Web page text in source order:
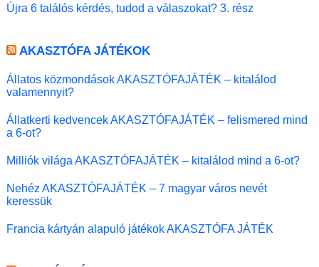
Újra 6 találós kérdés, tudod a válaszokat? 3. rész
AKASZTÓFA JÁTÉKOK
Állatos közmondások AKASZTÓFAJÁTÉK – kitalálod
valamennyit?
Állatkerti kedvencek AKASZTÓFAJÁTÉK – felismered mind
a 6-ot?
Milliók világa AKASZTÓFAJÁTÉK – kitalálod mind a 6-ot?
Nehéz AKASZTÓFAJÁTÉK – 7 magyar város nevét
keressük
Francia kártyán alapuló játékok AKASZTÓFA JÁTÉK